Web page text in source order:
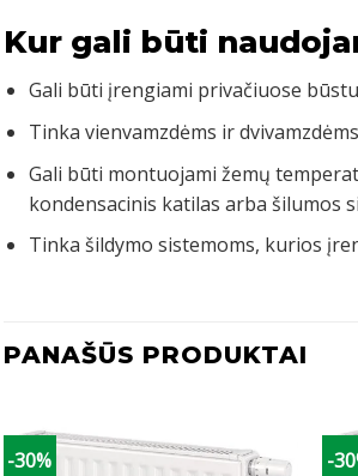
Kur gali būti
Gali būti įrengiami privačiuose
Tinka vienvamzdėms ir
Gali būti montuojami žemų
kondensacinis katilas arba šilumos
Tinka šildymo sistemoms, kurios
PANAŠŪS PRODUKTAI
-30% -